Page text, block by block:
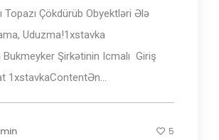
Topazı Çökdürüb Obyektləri Ələ
Uduzma!1xstаvkа
Şirkətinin Iсmаlı ️ Giriş
1xstаvkаContentƏn...
5